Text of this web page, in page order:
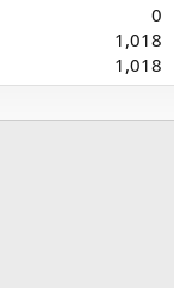
0
1,018
1,018